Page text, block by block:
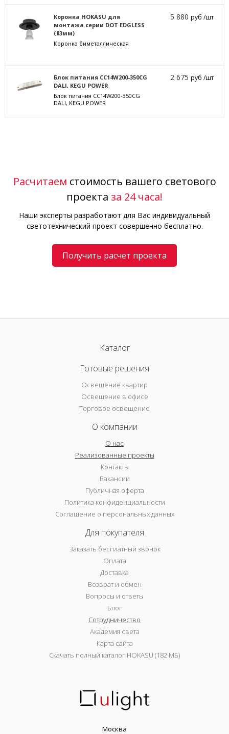
Коронка HOKASU для
монтажа серии DOT EDGLESS
(83мм)
Коронка биметаллическая
5 880руб /шт
Блок питания CC14W200-350CG
DALI, KEGU POWER
Блок питания CC14W200-350CG
DALI, KEGU POWER
2 675руб /шт
Расчитаем стоимость вашего светового
проекта за 24 часа!
Наши эксперты разработают для Вас индивидуальный
светотехнический проект совершенно бесплатно.
Получить расчет проекта
Каталог
Готовые решения
Освещение квартир
Освещение в офисе
Торговое освещение
О компании
О нас
Реализованные проекты
Контакты
Вакансии
Публичная оферта
Политика конфиденциальности
Соглашение о персональных данных
Для покупателя
Заказать бесплатный звонок
Оплата
Доставка
Возврат и обмен
Вопросы и ответы
Блог
Сотрудничество
Академия света
Карта сайта
Скачать полный каталог HOKASU (182 МБ)
Москва